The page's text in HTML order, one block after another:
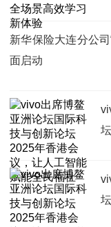
新华保险大连分公
面启动